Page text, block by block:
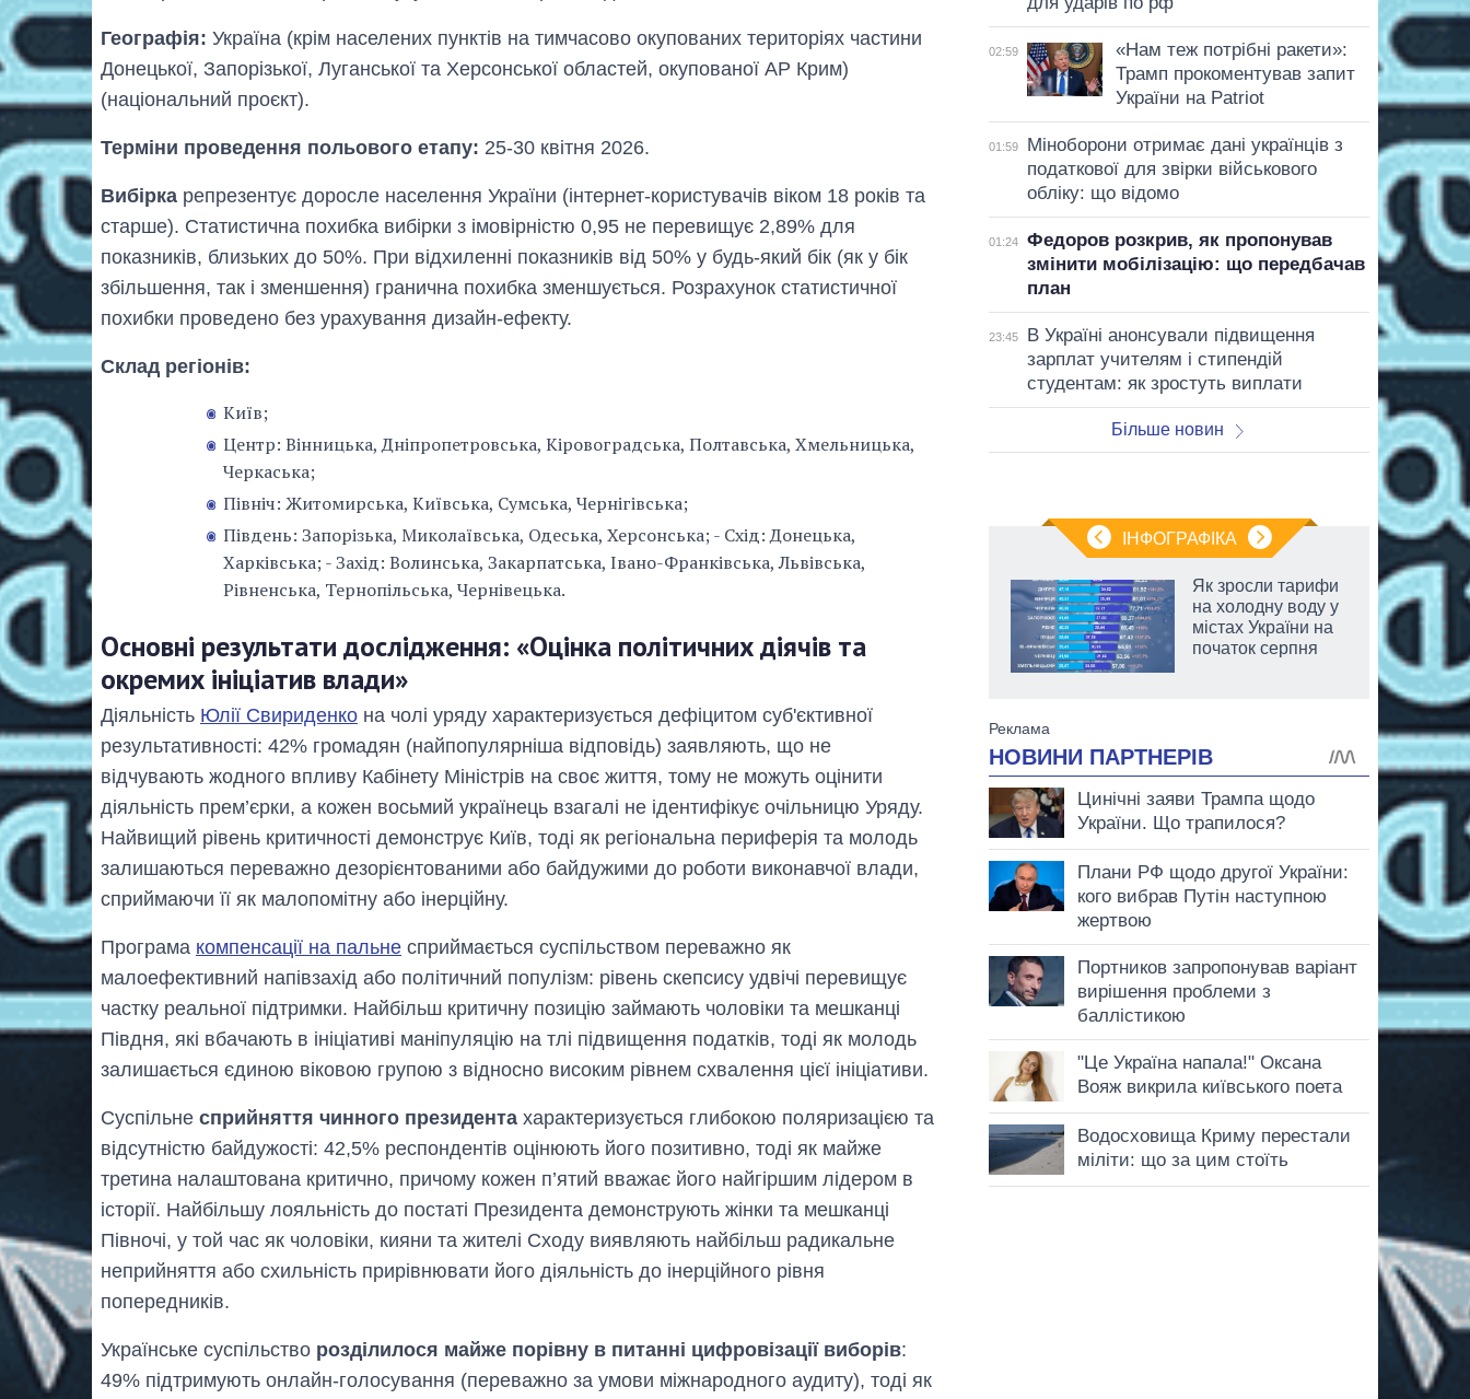
Географія: Україна (крім населених пунктів на тимчасово окупованих територіях частини
Донецької, Запорізької, Луганської та Херсонської областей, окупованої АР Крим)
(національний проєкт).
Терміни проведення польового етапу: 25-30 квітня 2026.
Вибірка репрезентує доросле населення України (інтернет-користувачів віком 18 років та
старше). Статистична похибка вибірки з імовірністю 0,95 не перевищує 2,89% для
показників, близьких до 50%. При відхиленні показників від 50% у будь-який бік (як у бік
збільшення, так і зменшення) гранична похибка зменшується. Розрахунок статистичної
похибки проведено без урахування дизайн-ефекту.
Склад регіонів:
Київ;
Центр: Вінницька, Дніпропетровська, Кіровоградська, Полтавська, Хмельницька,
Черкаська;
Північ: Житомирська, Київська, Сумська, Чернігівська;
⁠Південь: Запорізька, Миколаївська, Одеська, Херсонська; ⁠- Схід: Донецька,
Харківська; ⁠- Захід: Волинська, Закарпатська, Івано-Франківська, Львівська,
Рівненська, Тернопільська, Чернівецька.
Основні результати дослідження: «Оцінка політичних діячів та
окремих ініціатив влади»
Діяльність Юлії Свириденко на чолі уряду характеризується дефіцитом суб'єктивної
результативності: 42% громадян (найпопулярніша відповідь) заявляють, що не
відчувають жодного впливу Кабінету Міністрів на своє життя, тому не можуть оцінити
діяльність прем’єрки, а кожен восьмий українець взагалі не ідентифікує очільницю Уряду.
Найвищий рівень критичності демонструє Київ, тоді як регіональна периферія та молодь
залишаються переважно дезорієнтованими або байдужими до роботи виконавчої влади,
сприймаючи її як малопомітну або інерційну.
Програма компенсації на пальне сприймається суспільством переважно як
малоефективний напівзахід або політичний популізм: рівень скепсису удвічі перевищує
частку реальної підтримки. Найбільш критичну позицію займають чоловіки та мешканці
Півдня, які вбачають в ініціативі маніпуляцію на тлі підвищення податків, тоді як молодь
залишається єдиною віковою групою з відносно високим рівнем схвалення цієї ініціативи.
Суспільне сприйняття чинного президента характеризується глибокою поляризацією та
відсутністю байдужості: 42,5% респондентів оцінюють його позитивно, тоді як майже
третина налаштована критично, причому кожен п’ятий вважає його найгіршим лідером в
історії. Найбільшу лояльність до постаті Президента демонструють жінки та мешканці
Півночі, у той час як чоловіки, кияни та жителі Сходу виявляють найбільш радикальне
неприйняття або схильність прирівнювати його діяльність до інерційного рівня
попередників.
Українське суспільство розділилося майже порівну в питанні цифровізації виборів:
49% підтримують онлайн-голосування (переважно за умови міжнародного аудиту), тоді як
02:59
«Нам теж потрібні ракети»:
Трамп прокоментував запит
України на Patriot
01:59
Міноборони отримає дані українців з
податкової для звірки військового
обліку: що відомо
01:24
Федоров розкрив, як пропонував
змінити мобілізацію: що передбачав
план
23:45
В Україні анонсували підвищення
зарплат учителям і стипендій
студентам: як зростуть виплати
Більше новин
ІНФОГРАФІКА
оборони за 13
Як зросли тарифи
на холодну воду у
містах України на
початок серпня